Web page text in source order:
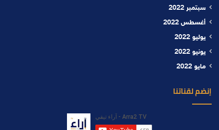
سبتمبر 2022
أغسطس 2022
يوليو 2022
يونيو 2022
مايو 2022
إنضم لقناتنا